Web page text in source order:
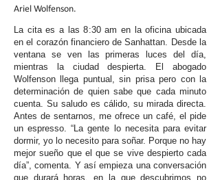
Ariel Wolfenson.
La cita es a las 8:30 am en la oficina ubicada
en el corazón financiero de Sanhattan. Desde la
ventana se ven las primeras luces del día,
mientras la ciudad despierta. El abogado
Wolfenson llega puntual, sin prisa pero con la
determinación de quien sabe que cada minuto
cuenta. Su saludo es cálido, su mirada directa.
Antes de sentarnos, me ofrece un café, el pide
un espresso. “La gente lo necesita para evitar
dormir, yo lo necesito para soñar. Porque no hay
mejor sueño que el que se vive despierto cada
día”, comenta. Y así empieza una conversación
que durará horas, en la que descubrimos no